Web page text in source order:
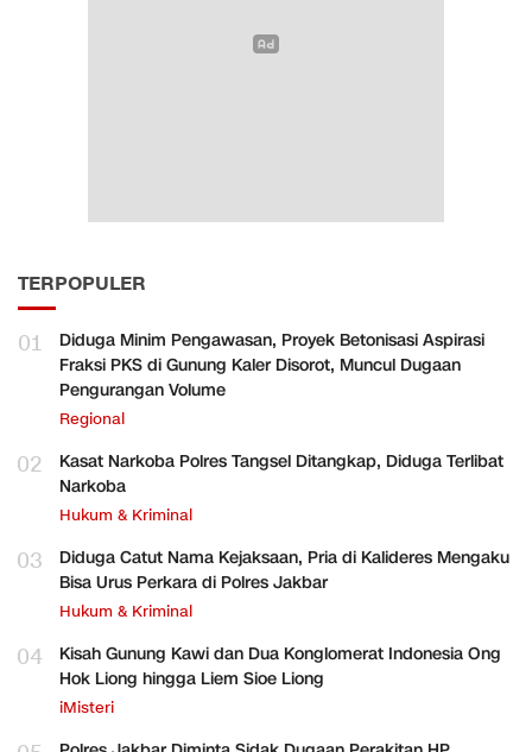
TERPOPULER
01
Diduga Minim Pengawasan, Proyek Betonisasi Aspirasi
Fraksi PKS di Gunung Kaler Disorot, Muncul Dugaan
Pengurangan Volume
Regional
02
Kasat Narkoba Polres Tangsel Ditangkap, Diduga Terlibat
Narkoba
Hukum & Kriminal
03
Diduga Catut Nama Kejaksaan, Pria di Kalideres Mengaku
Bisa Urus Perkara di Polres Jakbar
Hukum & Kriminal
04
Kisah Gunung Kawi dan Dua Konglomerat Indonesia Ong
Hok Liong hingga Liem Sioe Liong
iMisteri